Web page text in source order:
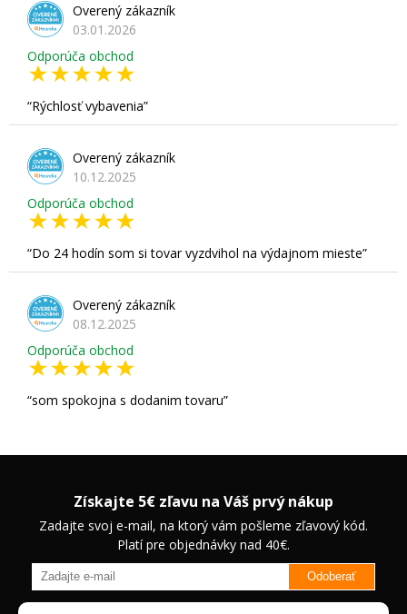
Overený zákazník
03.01.2026
Odporúča obchod
Rýchlosť vybavenia
Overený zákazník
10.12.2025
Odporúča obchod
Do 24 hodín som si tovar vyzdvihol na výdajnom mieste
Overený zákazník
08.12.2025
Odporúča obchod
som spokojna s dodanim tovaru
Získajte 5€ zľavu na Váš prvý nákup
Zadajte svoj e-mail, na ktorý vám pošleme zľavový kód.
Platí pre objednávky nad 40€.
Odoberať